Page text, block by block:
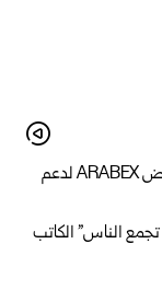
بمشاركة نخبة من الشركات.. حلب تستضيف معرض ARABEX لدعم